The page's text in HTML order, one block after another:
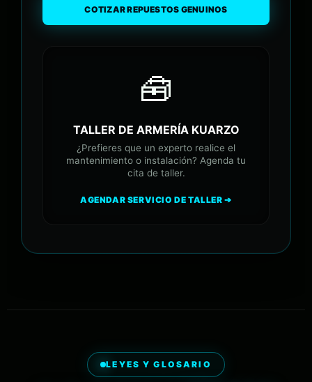
COTIZAR REPUESTOS GENUINOS
🧰
TALLER DE ARMERÍA KUARZO
¿Prefieres que un experto realice el
mantenimiento o instalación? Agenda tu
cita de taller.
AGENDAR SERVICIO DE TALLER ➔
LEYES Y GLOSARIO